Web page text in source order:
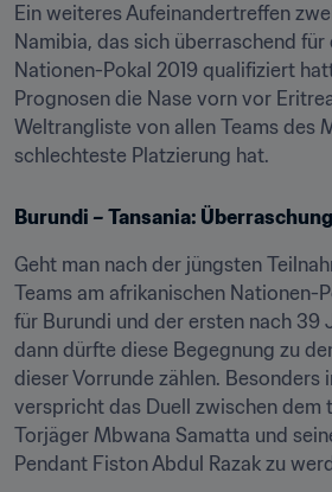
Ein weiteres Aufeinandertreffen
Namibia, das sich überraschend
Nationen-Pokal 2019 qualifiziert
Prognosen die Nase vorn vor
Weltrangliste von allen Teams des
schlechteste Platzierung hat.
Burundi – Tansania:
Geht man nach der jüngsten
Teams am afrikanischen Nationen-
für Burundi und der ersten nach 39
dann dürfte diese Begegnung zu
dieser Vorrunde zählen. Besonders
verspricht das Duell zwischen dem
Torjäger Mbwana Samatta und
Pendant Fiston Abdul Razak zu